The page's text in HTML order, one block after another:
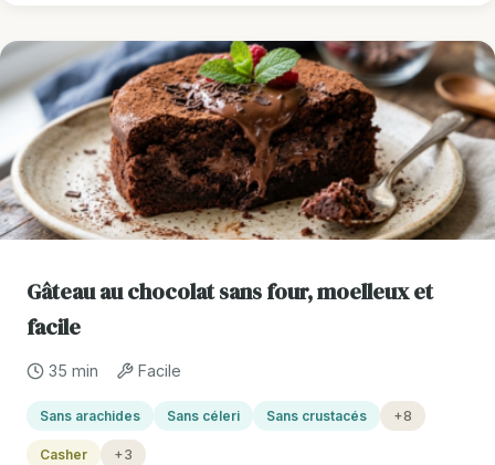
Gâteau au chocolat sans four, moelleux et
facile
35 min Facile
Sans arachides Sans céleri Sans crustacés +8
Casher +3